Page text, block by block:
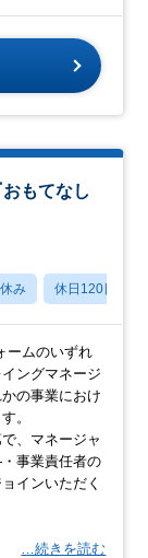
もてなし
み 休日120日以上
ームのいずれ
ングマネージ
の事業におけ
。
、マネージャ
事業責任者の
インいただく
…続きを読む